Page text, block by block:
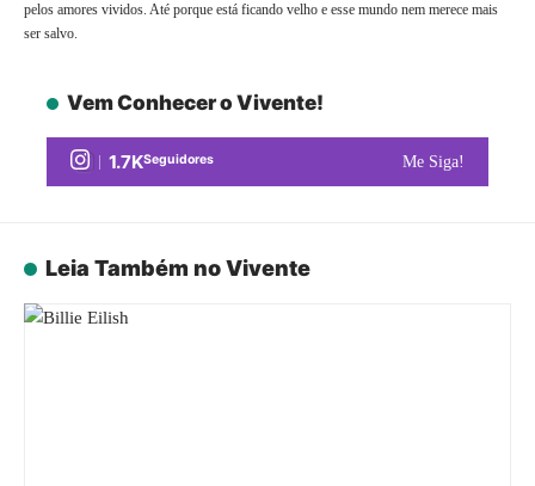
pelos amores vividos. Até porque está ficando velho e esse mundo nem merece mais
ser salvo.
Vem Conhecer o Vivente!
1.7KSeguidores Me Siga!
Leia Também no Vivente